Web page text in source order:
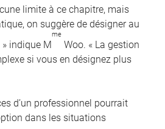
limite à ce chapitre, mais
on suggère de désigner au
indique M
me
Woo. « La gestion
si vous en désignez plus
d’un professionnel pourrait
dans les situations